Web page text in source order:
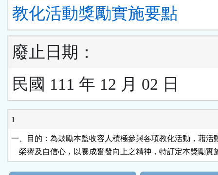
教化活動獎勵實施要點
廢止日期：
民國 111 年 12 月 02 日
1
一、目的：為鼓勵本監收容人積極參與各項教化活動，藉活
榮譽及自信心，以養成奮發向上之精神，特訂定本獎勵實